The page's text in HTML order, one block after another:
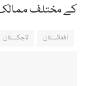
کے مختلف ممالک
افغانستان تاجکستان